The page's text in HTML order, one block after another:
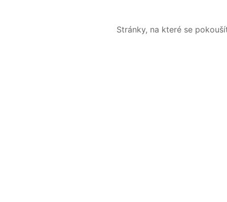
Stránky, na které se